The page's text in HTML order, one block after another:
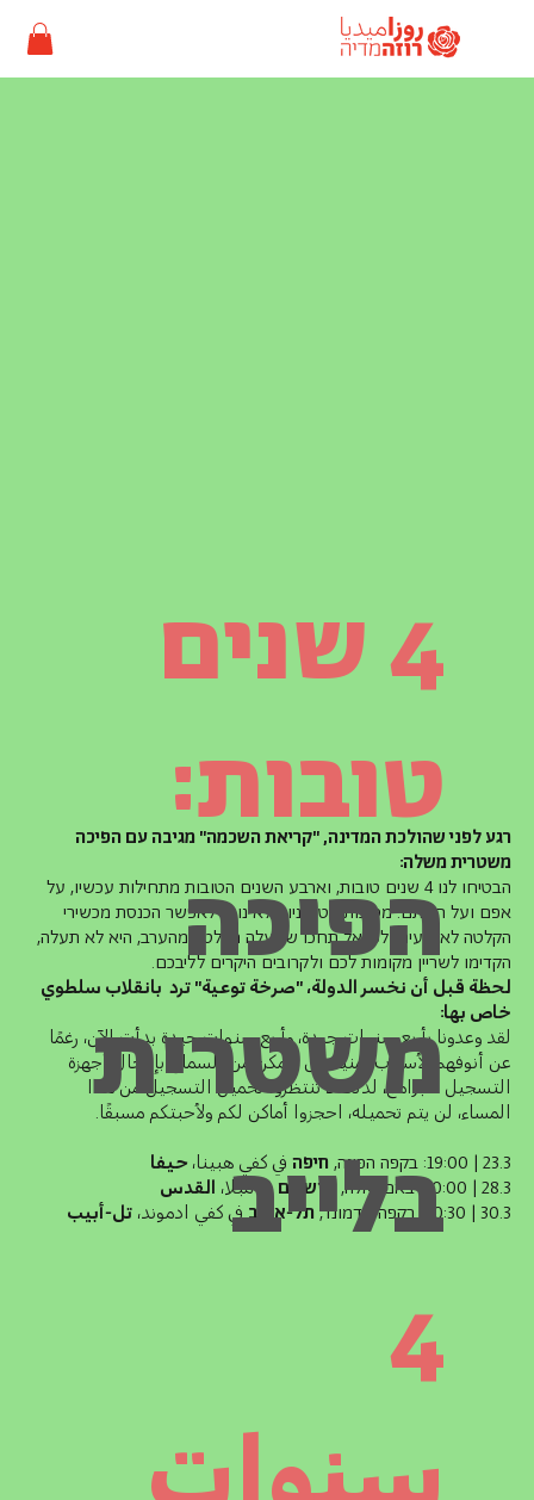
רגע לפני שהולכת המדינה, "קריאת השכמה" מגיבה עם הפיכה
משטרית משלה:
הבטיחו לנו 4 שנים טובות, וארבע השנים הטובות מתחילות עכשיו, על
אפם ועל חמתם. מסיבות בטחוניות לא נוכל לאפשר הכנסת מכשירי
הקלטה לאירועים, לכן אל תחכו שתעלה הקלטה מהערב, היא לא תעלה,
הקדימו לשריין מקומות לכם ולקרובים היקרים לליבכם.
لحظة قبل أن نخسر الدولة، "صرخة توعية" ترد بانقلاب سلطوي
خاص بها:
لقد وعدونا بأربع سنوات جيدة، وأربع سنوات جيدة بدأت الآن، رغمًا
عن أنوفهم. لأسباب أمنية، لن نتمكن من السماح بإدخال أجهزة
التسجيل للبرامج، لذلك لا تنتظروا تحميل التسجيل من هذا
المساء، لن يتم تحميله، احجزوا أماكن لكم ولأحبتكم مسبقًا.
23.3 | 19:00: בקפה הפינה,
חיפה في كفي هبينا،حيفا
28.3 | 20:00: באםבאלה,
ירושליםفي مبلا، القدس
30.3 | 20:30: בקפה אדמונד,
תל-אביבفي كفي ادموند،تل-أبيب
4 שנים
טובות:
הפיכה
משטרית
בלייב
4